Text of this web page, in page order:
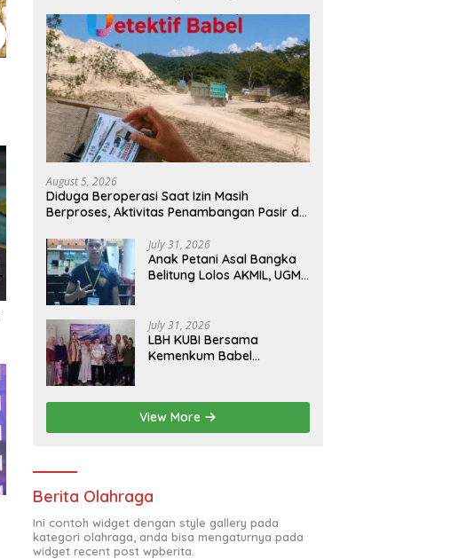
LBH KUBI Gelar Penyuluhan
Hukum di Balunijuk, Tekankan
Hak Masyarakat Miskin
Mendapat Bantuan Hukum
Gratis
Putusan MK Nomor 195/PUU-
XXIV/2026: Meneguhkan
Pilkada Langsung sebagai
Implementasi Kedaulatan
Rakyat
August 5, 2026
Diduga Beroperasi Saat Izin Masih
Berproses, Aktivitas Penambangan Pasir di
July 31, 2026
Anak Petani Asal Bangka
Belitung Lolos AKMIL, UGM,
untuk Negeri
July 31, 2026
LBH KUBI Bersama
Kemenkum Babel
Warga Baturusa
View More
Berita Olahraga
Ini contoh widget dengan style gallery pada
kategori olahraga, anda bisa mengaturnya pada
widget recent post wpberita.